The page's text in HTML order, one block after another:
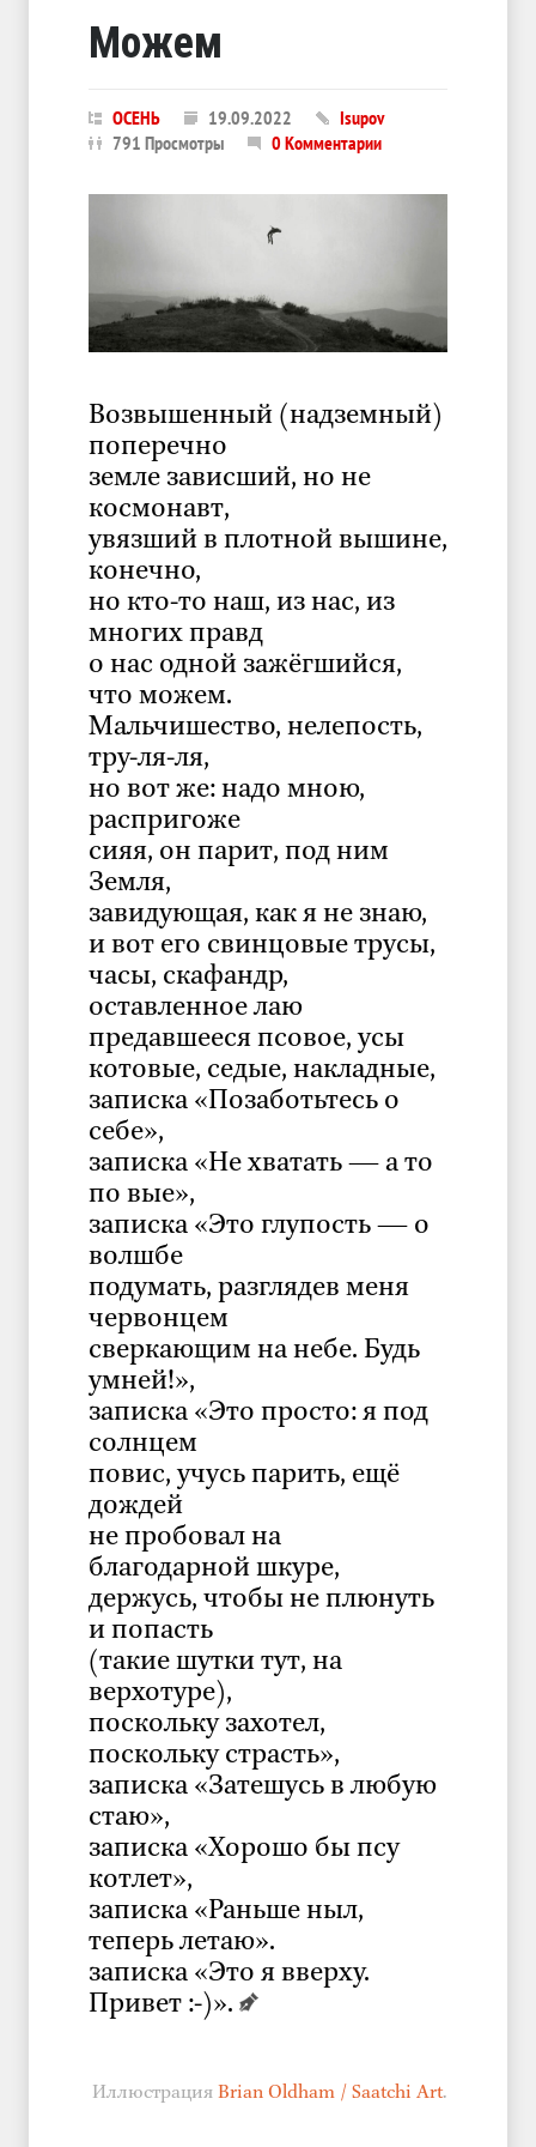
Можем
ОСЕНЬ 19.09.2022
Isupov
791 Просмотры
0 Комментарии
Возвышенный (надземный)
поперечно
земле зависший, но не
космонавт,
увязший в плотной вышине,
конечно,
но кто-то наш, из нас, из
многих правд
о нас одной зажёгшийся,
что можем.
Мальчишество, нелепость,
тру-ля-ля,
но вот же: надо мною,
распригоже
сияя, он парит, под ним
Земля,
завидующая, как я не знаю,
и вот его свинцовые трусы,
часы, скафандр,
оставленное лаю
предавшееся псовое, усы
котовые, седые, накладные,
записка «Позаботьтесь о
себе»,
записка «Не хватать — а то
по вые»,
записка «Это глупость — о
волшбе
подумать, разглядев меня
червонцем
сверкающим на небе. Будь
умней!»,
записка «Это просто: я под
солнцем
повис, учусь парить, ещё
дождей
не пробовал на
благодарной шкуре,
держусь, чтобы не плюнуть
и попасть
(такие шутки тут, на
верхотуре),
поскольку захотел,
поскольку страсть»,
записка «Затешусь в любую
стаю»,
записка «Хорошо бы псу
котлет»,
записка «Раньше ныл,
теперь летаю».
записка «Это я вверху.
Привет :-)».
Иллюстрация Brian Oldham / Saatchi Art.